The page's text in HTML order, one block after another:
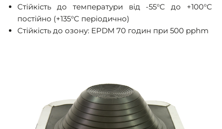
Стійкість до температури від -55°C до +100°C
постійно (+135°C періодично)
Стійкість до озону: EPDM 70 годин при 500 pphm